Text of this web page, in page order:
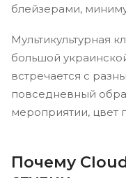
блейзерами,
Мультикультурная
большой
встречается с
повседневный
мероприятии, цвет
Почему